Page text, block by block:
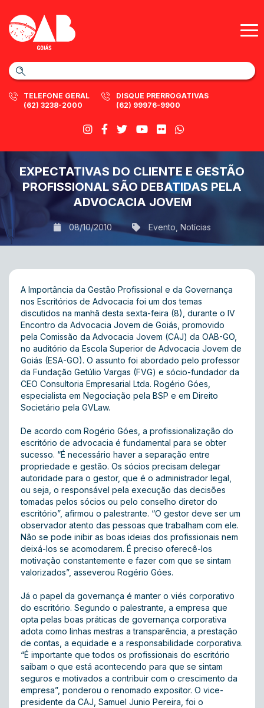
TELEFONE GERAL
(62) 3238-2000
DISQUE PRERROGATIVAS
(62) 99976-9900
EXPECTATIVAS DO CLIENTE E GESTÃO
PROFISSIONAL SÃO DEBATIDAS PELA
ADVOCACIA JOVEM
08/10/2010 Evento Notícias
A Importância da Gestão Profissional e da Governança
nos Escritórios de Advocacia foi um dos temas
discutidos na manhã desta sexta-feira (8), durante o IV
Encontro da Advocacia Jovem de Goiás, promovido
pela Comissão da Advocacia Jovem (CAJ) da OAB-GO,
no auditório da Escola Superior de Advocacia Jovem de
Goiás (ESA-GO). O assunto foi abordado pelo professor
da Fundação Getúlio Vargas (FVG) e sócio-fundador da
CEO Consultoria Empresarial Ltda. Rogério Góes,
especialista em Negociação pela BSP e em Direito
Societário pela GVLaw.
De acordo com Rogério Góes, a profissionalização do
escritório de advocacia é fundamental para se obter
sucesso. “É necessário haver a separação entre
propriedade e gestão. Os sócios precisam delegar
autoridade para o gestor, que é o administrador legal,
ou seja, o responsável pela execução das decisões
tomadas pelos sócios ou pelo conselho diretor do
escritório”, afirmou o palestrante. “O gestor deve ser um
observador atento das pessoas que trabalham com ele.
Não se pode inibir as boas ideias dos profissionais nem
deixá-los se acomodarem. É preciso oferecê-los
motivação constantemente e fazer com que se sintam
valorizados”, asseverou Rogério Góes.
Já o papel da governança é manter o viés corporativo
do escritório. Segundo o palestrante, a empresa que
opta pelas boas práticas de governança corporativa
adota como linhas mestras a transparência, a prestação
de contas, a equidade e a responsabilidade corporativa.
“É importante que todos os profissionais do escritório
saibam o que está acontecendo para que se sintam
seguros e motivados a contribuir com o crescimento da
empresa”, ponderou o renomado expositor. O vice-
presidente da CAJ, Samuel Junio Pereira, foi o